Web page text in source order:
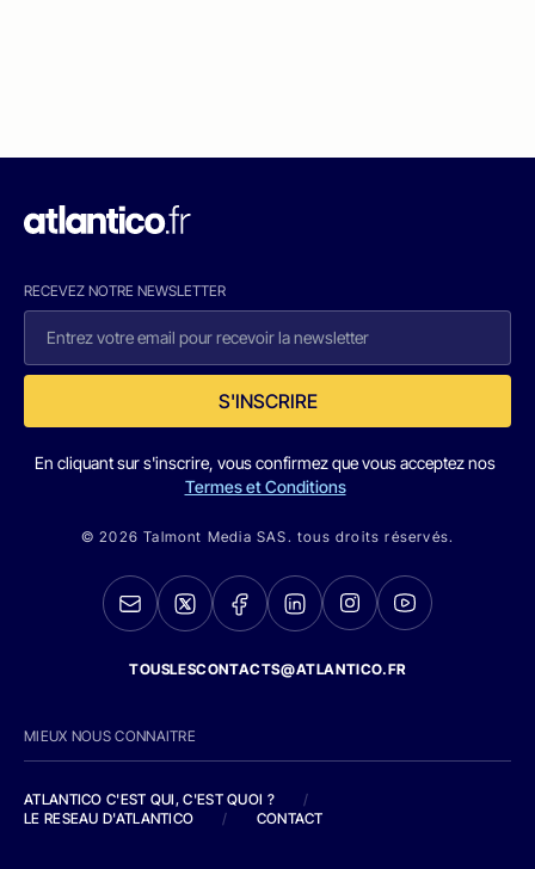
RECEVEZ NOTRE NEWSLETTER
S'INSCRIRE
En cliquant sur s'inscrire, vous confirmez que vous acceptez nos
Termes et Conditions
© 2026 Talmont Media SAS. tous droits réservés.
TOUSLESCONTACTS@ATLANTICO.FR
MIEUX NOUS CONNAITRE
ATLANTICO C'EST QUI, C'EST QUOI ?
/
LE RESEAU D'ATLANTICO
/ CONTACT